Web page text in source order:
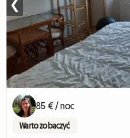
❮
85 € / noc
Warto zobaczyć